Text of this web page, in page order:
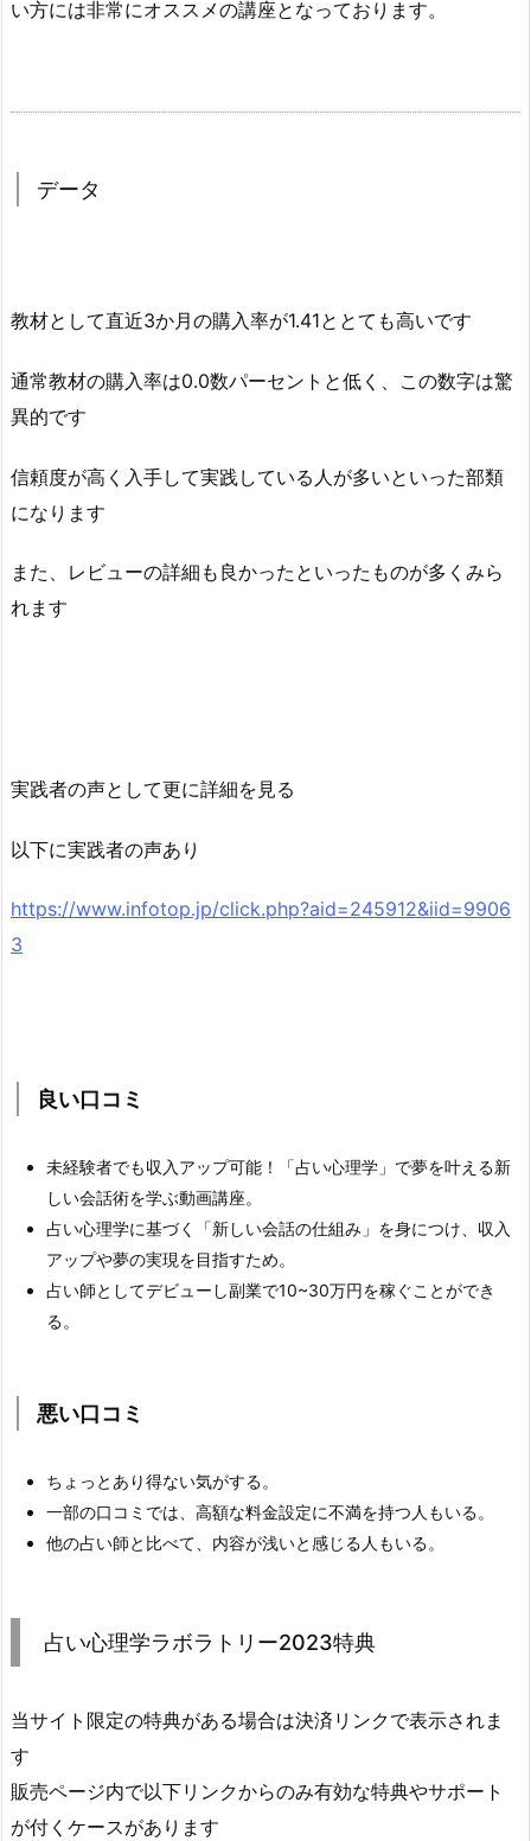
い方には非常にオススメの講座となっております。
データ
教材として直近3か月の購入率が1.41ととても高いです
通常教材の購入率は0.0数パーセントと低く、この数字は驚
異的です
信頼度が高く入手して実践している人が多いといった部類
になります
また、レビューの詳細も良かったといったものが多くみら
れます
実践者の声として更に詳細を見る
以下に実践者の声あり
https://www.infotop.jp/click.php?aid=245912&iid=9906
3
良い口コミ
未経験者でも収入アップ可能！「占い心理学」で夢を叶える新
しい会話術を学ぶ動画講座。
占い心理学に基づく「新しい会話の仕組み」を身につけ、収入
アップや夢の実現を目指すため。
占い師としてデビューし副業で10~30万円を稼ぐことができ
る。
悪い口コミ
ちょっとあり得ない気がする。
一部の口コミでは、高額な料金設定に不満を持つ人もいる。
他の占い師と比べて、内容が浅いと感じる人もいる。
占い心理学ラボラトリー2023特典
当サイト限定の特典がある場合は決済リンクで表示されま
す
販売ページ内で以下リンクからのみ有効な特典やサポート
が付くケースがあります